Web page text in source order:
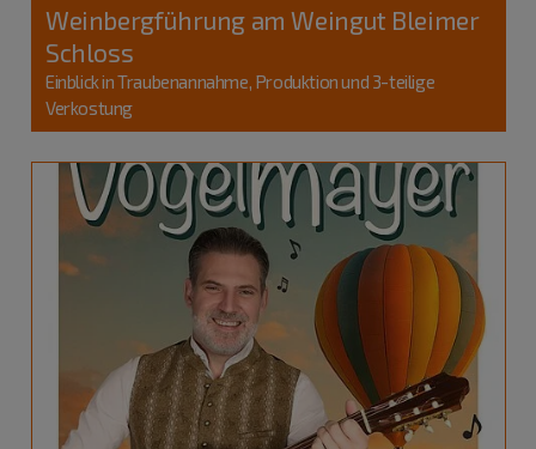
Weinbergführung am Weingut Bleimer
Schloss
Einblick in Traubenannahme, Produktion und 3-teilige
Verkostung